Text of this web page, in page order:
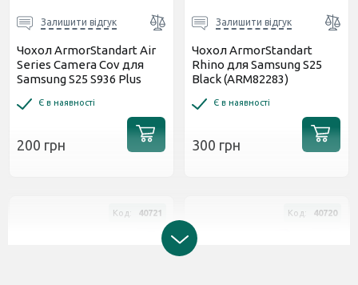
Залишити відгук
Чохол ArmorStandart Air
Series Camera Cov для
Samsung S25 S936 Plus
Є в наявності
200 грн
Залишити відгук
Чохол ArmorStandart
Rhino для Samsung S25
Black (ARM82283)
Є в наявності
300 грн
Код: 40721 Код: 40720